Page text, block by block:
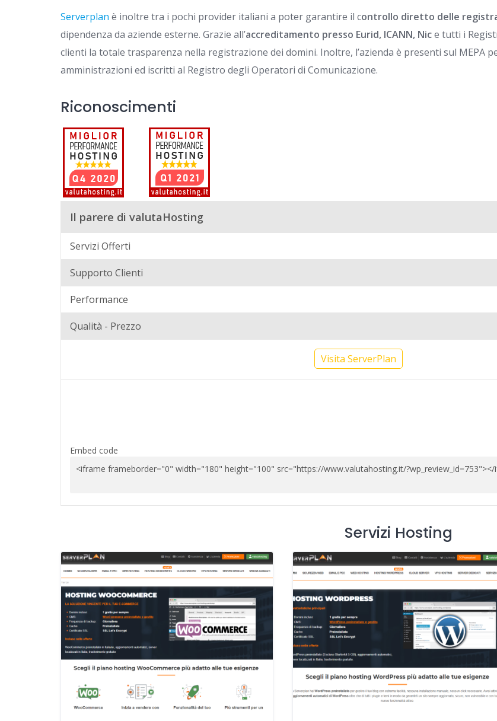
Serverplan è inoltre tra i pochi provider italiani a poter garantire il controllo diretto delle
dipendenza da aziende esterne. Grazie all’accreditamento presso Eurid, ICANN, Nice tutti i
clienti la totale trasparenza nella registrazione dei domini. Inoltre, l’azienda è presenti sul MEPA
amministrazioni ed iscritti al Registro degli Operatori di Comunicazione.
Riconoscimenti
Il parere di valutaHosting
Servizi Offerti
Supporto Clienti
Performance
Qualità - Prezzo
Visita ServerPlan
Embed code
Servizi Hosting